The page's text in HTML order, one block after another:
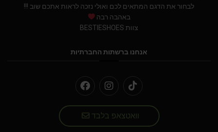
לבחור את הדגם המתאים לכם ואולי נזכה לראות אתכם שוב !!!
באהבה רבה
צוות BESTIESHOES
אנחנו ברשתות החברתיות
וואטצאפ בלבד